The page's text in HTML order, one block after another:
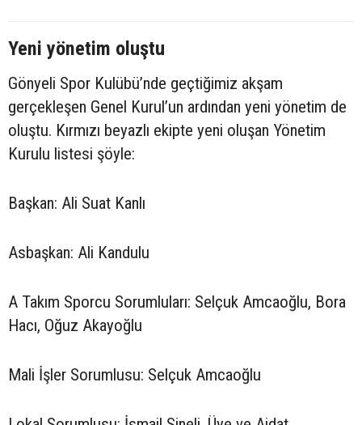
Yeni yönetim oluştu
Gönyeli Spor Kulübü’nde geçtiğimiz akşam
gerçekleşen Genel Kurul’un ardından yeni yönetim de
oluştu. Kırmızı beyazlı ekipte yeni oluşan Yönetim
Kurulu listesi şöyle:
Başkan: Ali Suat Kanlı
Asbaşkan: Ali Kandulu
A Takım Sporcu Sorumluları: Selçuk Amcaoğlu, Bora
Hacı, Oğuz Akayoğlu
Mali İşler Sorumlusu: Selçuk Amcaoğlu